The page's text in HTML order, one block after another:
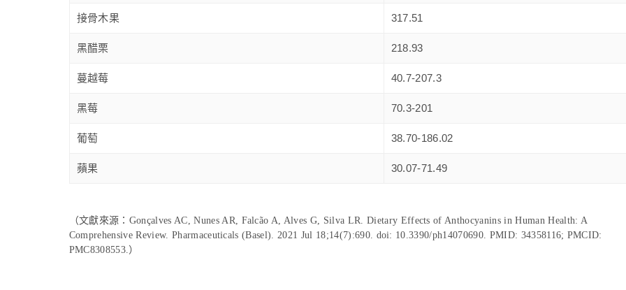
接骨木果 317.51
黑醋栗 218.93
蔓越莓 40.7-207.3
黑莓 70.3-201
葡萄 38.70-186.02
蘋果 30.07-71.49
（文獻來源： Gonçalves AC, Nunes AR, Falcão A, Alves G, Silva LR. Dietary Effects of Anthocyanins in Human Health: A
Comprehensive Review. Pharmaceuticals (Basel). 2021 Jul 18;14(7):690. doi: 10.3390/ph14070690. PMID: 34358116; PMCID:
PMC8308553. ）